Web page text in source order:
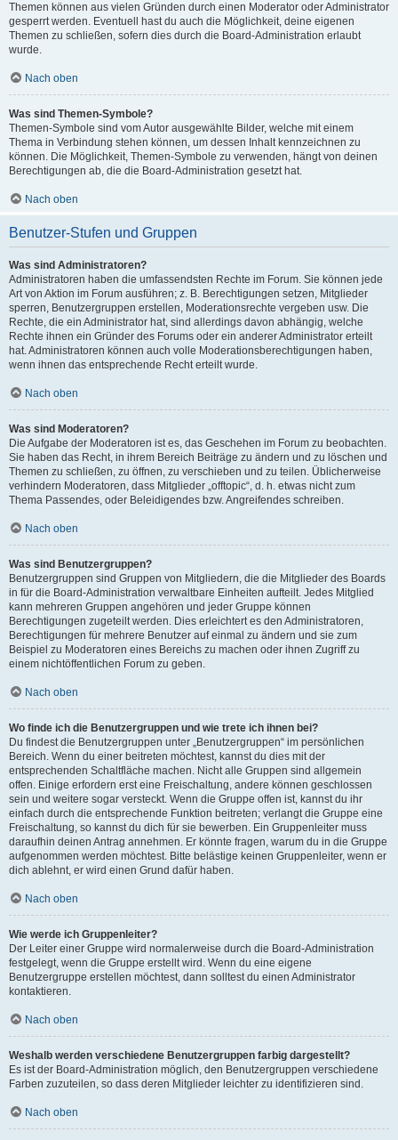
Themen können aus vielen Gründen durch einen Moderator oder Administrator
gesperrt werden. Eventuell hast du auch die Möglichkeit, deine eigenen
Themen zu schließen, sofern dies durch die Board-Administration erlaubt
wurde.
Nach oben
Was sind Themen-Symbole?
Themen-Symbole sind vom Autor ausgewählte Bilder, welche mit einem
Thema in Verbindung stehen können, um dessen Inhalt kennzeichnen zu
können. Die Möglichkeit, Themen-Symbole zu verwenden, hängt von deinen
Berechtigungen ab, die die Board-Administration gesetzt hat.
Nach oben
Benutzer-Stufen und Gruppen
Was sind Administratoren?
Administratoren haben die umfassendsten Rechte im Forum. Sie können jede
Art von Aktion im Forum ausführen; z. B. Berechtigungen setzen, Mitglieder
sperren, Benutzergruppen erstellen, Moderationsrechte vergeben usw. Die
Rechte, die ein Administrator hat, sind allerdings davon abhängig, welche
Rechte ihnen ein Gründer des Forums oder ein anderer Administrator erteilt
hat. Administratoren können auch volle Moderationsberechtigungen haben,
wenn ihnen das entsprechende Recht erteilt wurde.
Nach oben
Was sind Moderatoren?
Die Aufgabe der Moderatoren ist es, das Geschehen im Forum zu beobachten.
Sie haben das Recht, in ihrem Bereich Beiträge zu ändern und zu löschen und
Themen zu schließen, zu öffnen, zu verschieben und zu teilen. Üblicherweise
verhindern Moderatoren, dass Mitglieder „offtopic“, d. h. etwas nicht zum
Thema Passendes, oder Beleidigendes bzw. Angreifendes schreiben.
Nach oben
Was sind Benutzergruppen?
Benutzergruppen sind Gruppen von Mitgliedern, die die Mitglieder des Boards
in für die Board-Administration verwaltbare Einheiten aufteilt. Jedes Mitglied
kann mehreren Gruppen angehören und jeder Gruppe können
Berechtigungen zugeteilt werden. Dies erleichtert es den Administratoren,
Berechtigungen für mehrere Benutzer auf einmal zu ändern und sie zum
Beispiel zu Moderatoren eines Bereichs zu machen oder ihnen Zugriff zu
einem nichtöffentlichen Forum zu geben.
Nach oben
Wo finde ich die Benutzergruppen und wie trete ich ihnen bei?
Du findest die Benutzergruppen unter „Benutzergruppen“ im persönlichen
Bereich. Wenn du einer beitreten möchtest, kannst du dies mit der
entsprechenden Schaltfläche machen. Nicht alle Gruppen sind allgemein
offen. Einige erfordern erst eine Freischaltung, andere können geschlossen
sein und weitere sogar versteckt. Wenn die Gruppe offen ist, kannst du ihr
einfach durch die entsprechende Funktion beitreten; verlangt die Gruppe eine
Freischaltung, so kannst du dich für sie bewerben. Ein Gruppenleiter muss
daraufhin deinen Antrag annehmen. Er könnte fragen, warum du in die Gruppe
aufgenommen werden möchtest. Bitte belästige keinen Gruppenleiter, wenn er
dich ablehnt, er wird einen Grund dafür haben.
Nach oben
Wie werde ich Gruppenleiter?
Der Leiter einer Gruppe wird normalerweise durch die Board-Administration
festgelegt, wenn die Gruppe erstellt wird. Wenn du eine eigene
Benutzergruppe erstellen möchtest, dann solltest du einen Administrator
kontaktieren.
Nach oben
Weshalb werden verschiedene Benutzergruppen farbig dargestellt?
Es ist der Board-Administration möglich, den Benutzergruppen verschiedene
Farben zuzuteilen, so dass deren Mitglieder leichter zu identifizieren sind.
Nach oben